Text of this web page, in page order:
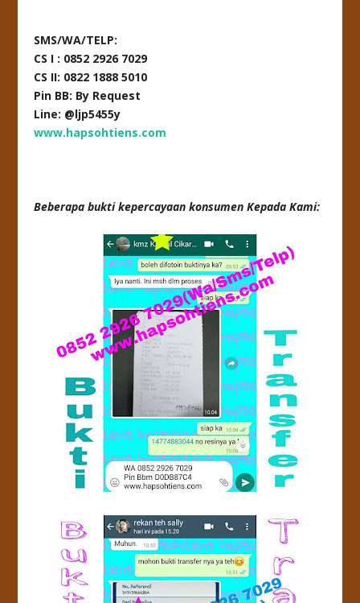
SMS/WA/TELP:
CS I : 0852 2926 7029
CS II: 0822 1888 5010
Pin BB: By Request
Line: @ljp5455y
www.hapsohtiens.com
Beberapa bukti kepercayaan konsumen Kepada Kami: